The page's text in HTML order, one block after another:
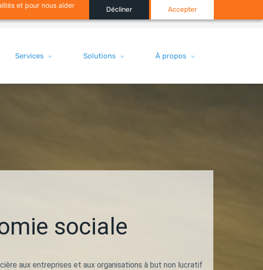
et pour nous aider
Décliner Accepter
Services Solutions À propos
sociale
aux entreprises et aux organisations à but non lucratif